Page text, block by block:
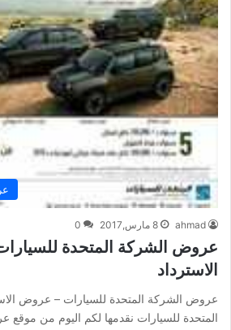
ahmad 8 مارس,2017 0
عروض الشركة المتحدة
الاسترداد
عروض الشركة المتحدة للسيارات – عروض
المتحدة للسيارات نقدمها لكم اليوم من